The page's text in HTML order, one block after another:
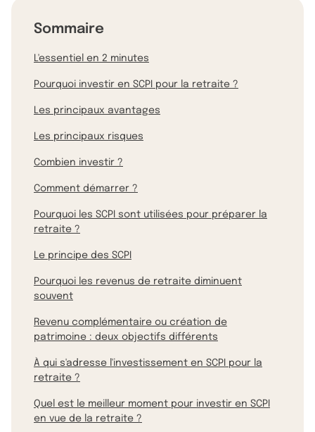
Sommaire
L'essentiel en 2 minutes
Pourquoi investir en SCPI pour la retraite ?
Les principaux avantages
Les principaux risques
Combien investir ?
Comment démarrer ?
Pourquoi les SCPI sont utilisées pour préparer la
retraite ?
Le principe des SCPI
Pourquoi les revenus de retraite diminuent
souvent
Revenu complémentaire ou création de
patrimoine : deux objectifs différents
À qui s'adresse l'investissement en SCPI pour la
retraite ?
Quel est le meilleur moment pour investir en SCPI
en vue de la retraite ?